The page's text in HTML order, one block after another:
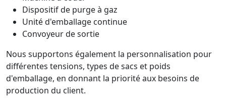
Dispositif de purge à gaz
Unité d'emballage continue
Convoyeur de sortie
Nous supportons également la personnalisation pour
différentes tensions, types de sacs et poids
d'emballage, en donnant la priorité aux besoins de
production du client.